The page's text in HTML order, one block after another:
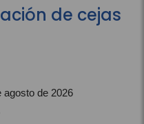
de cejas
agosto de 2026